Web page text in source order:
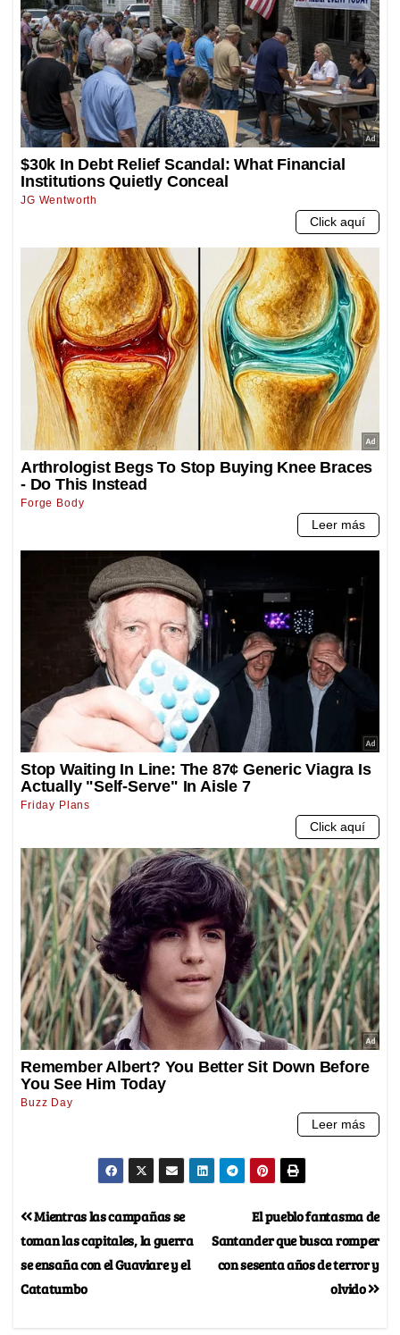
El pueblo fantasma de
Santander que busca romper
con sesenta años de terror y
olvido
Mientras las campañas se
toman las capitales, la guerra
se ensaña con el Guaviare y el
Catatumbo